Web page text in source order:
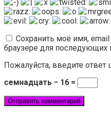
Сохранить моё имя,
браузере для последующих
Пожалуйста, введите ответ
семнадцать − 16 =